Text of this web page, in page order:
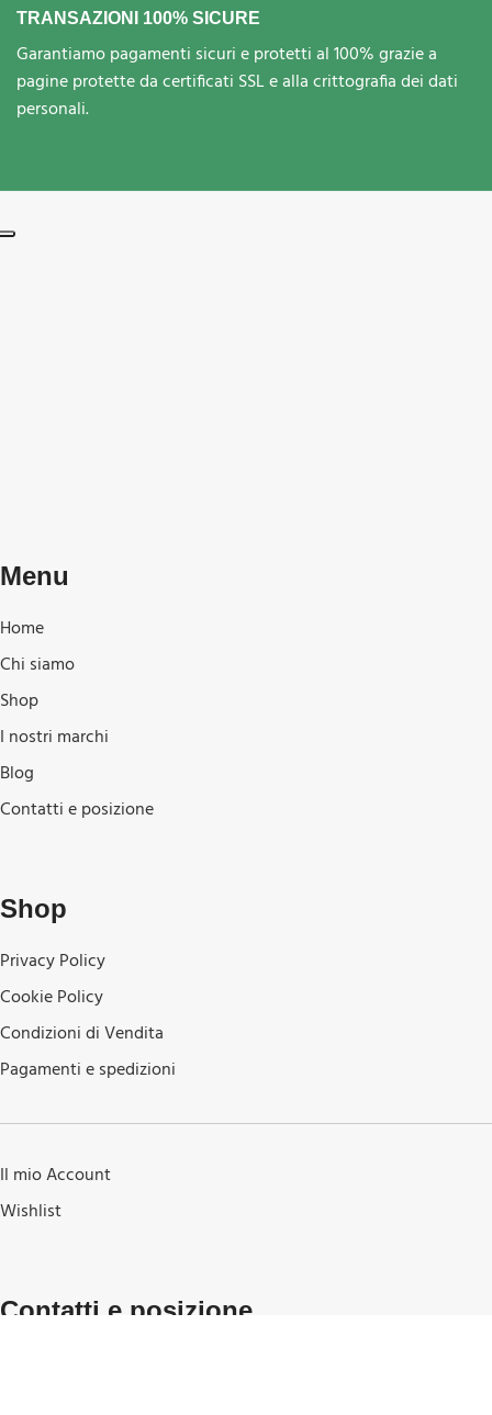
TRANSAZIONI 100% SICURE
Garantiamo pagamenti sicuri e protetti al 100% grazie a
pagine protette da certificati SSL e alla crittografia dei dati
personali.
Menu
Home
Chi siamo
Shop
I nostri marchi
Blog
Contatti e posizione
Shop
Privacy Policy
Cookie Policy
Condizioni di Vendita
Pagamenti e spedizioni
Il mio Account
Wishlist
Contatti e posizione